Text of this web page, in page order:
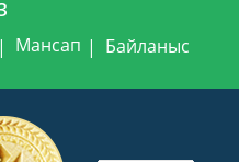
Мансап Байланыс